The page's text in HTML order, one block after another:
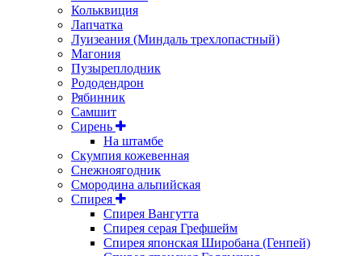
Кольквиция
Лапчатка
Луизеания (Миндаль трехлопастный)
Магония
Пузыреплодник
Рододендрон
Рябинник
Самшит
Сирень
На штамбе
Скумпия кожевенная
Снежноягодник
Смородина альпийская
Спирея
Спирея Вангутта
Спирея серая Грефшейм
Спирея японская Широбана (Генпей)